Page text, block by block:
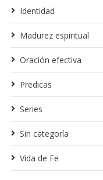
Identidad
Madurez espiritual
Oración efectiva
Predicas
Series
Sin categoría
Vida de Fe